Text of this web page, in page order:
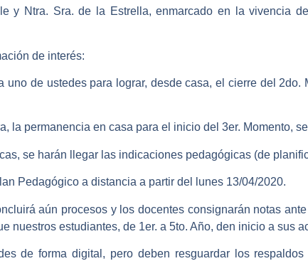
y Ntra. Sra. de la Estrella, enmarcado en la vivencia
de interés:
de ustedes para lograr, desde casa, el cierre del
la permanencia en casa para el inicio del 3er. Momento,
se harán llegar las indicaciones pedagógicas (de
Pedagógico a distancia a partir del lunes 13/04/2020.
aún procesos y los docentes consignarán notas
nuestros estudiantes, de 1er. a 5to. Año, den inicio a sus
de forma digital, pero deben resguardar los